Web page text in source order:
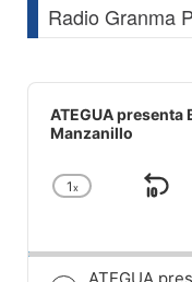
Radio Granma
Audio
Player
ATEGUA presenta
Manzanillo
Change
1x